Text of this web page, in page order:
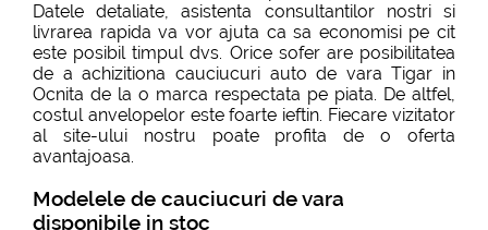
Datele detaliate, asistenta consultantilor nostri si
livrarea rapida va vor ajuta ca sa economisi pe cit
este posibil timpul dvs. Orice sofer are posibilitatea
de a achizitiona cauciucuri auto de vara Tigar in
Ocnita de la o marca respectata pe piata. De altfel,
costul anvelopelor este foarte ieftin. Fiecare vizitator
al site-ului nostru poate profita de o oferta
avantajoasa.
Modelele de cauciucuri de vara
disponibile in stoc